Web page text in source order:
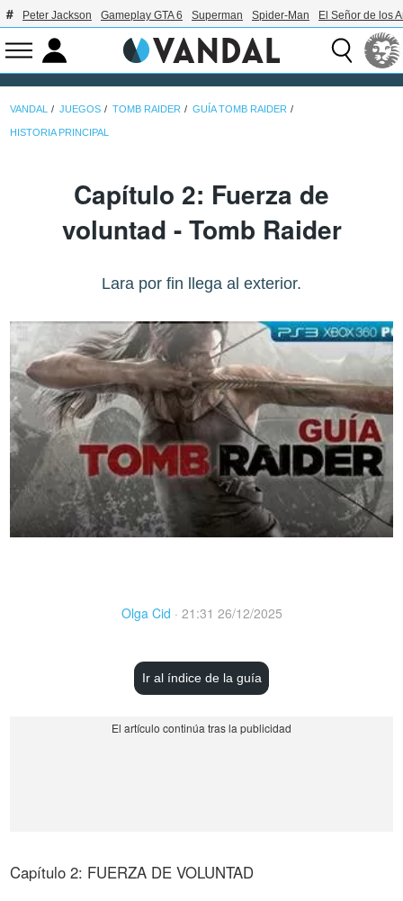
Peter Jackson Gameplay GTA 6 Superman Spider-Man El Señor de los
VANDAL JUEGOS TOMB RAIDER GUÍA TOMB RAIDER
HISTORIA PRINCIPAL
Capítulo 2: Fuerza de
voluntad - Tomb Raider
Lara por fin llega al exterior.
Olga Cid · 21:31 26/12/2025
Ir al índice de la guía
Capítulo 2: FUERZA DE VOLUNTAD